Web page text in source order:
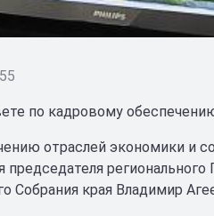
по кадровому
отраслей экономики и
Собрания края Владимир